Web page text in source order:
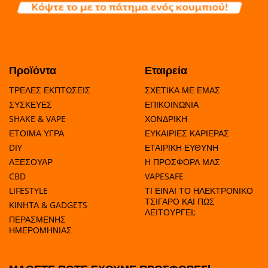
Προϊόντα
ΤΡΕΛΕΣ ΕΚΠΤΩΣΕΙΣ
ΣΥΣΚΕΥΕΣ
SHAKE & VAPE
ΕΤΟΙΜΑ ΥΓΡΑ
DIY
ΑΞΕΣΟΥΑΡ
CBD
LIFESTYLE
ΚΙΝΗΤΑ & GADGETS
ΠΕΡΑΣΜΕΝΗΣ
ΗΜΕΡΟΜΗΝΙΑΣ
Εταιρεία
ΣΧΕΤΙΚΑ ΜΕ ΕΜΑΣ
ΕΠΙΚΟΙΝΩΝΙΑ
ΧΟΝΔΡΙΚΗ
ΕΥΚΑΙΡΙΕΣ ΚΑΡΙΕΡΑΣ
ΕΤΑΙΡΙΚΗ ΕΥΘΥΝΗ
Η ΠΡΟΣΦΟΡΑ ΜΑΣ
VAPESAFE
ΤΙ ΕΙΝΑΙ ΤΟ ΗΛΕΚΤΡΟΝΙΚΟ
ΤΣΙΓΑΡΟ ΚΑΙ ΠΩΣ
ΛΕΙΤΟΥΡΓΕΙ;